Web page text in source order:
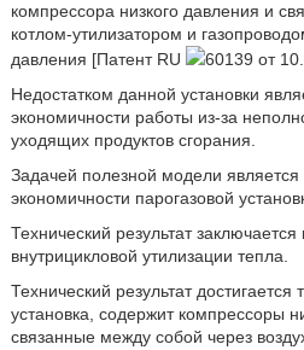
компрессора низкого давления и
котлом-утилизатором и
давления [Патент RU
60139 от
Недостатком данной установки
экономичности работы из-за
уходящих продуктов сгорания.
Задачей полезной модели
экономичности парогазовой
Технический результат
внутрицикловой утилизации тепла.
Технический результат достигается
установка, содержит компрессоры
связанные между собой через